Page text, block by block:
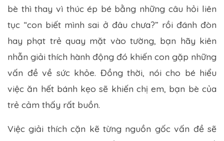
bè thì thay vì thúc ép bé bằng những câu hỏi liên
tục “con biết mình sai ở đâu chưa?” rồi đánh đòn
hay phạt trẻ quay mặt vào tường, bạn hãy kiên
nhẫn giải thích hành động đó khiến con gặp những
vấn đề về sức khỏe. Đồng thời, nói cho bé hiểu
việc ăn hết bánh kẹo sẽ khiến chị em, bạn bè của
trẻ cảm thấy rất buồn.
Việc giải thích cặn kẽ từng nguồn gốc vấn đề sẽ